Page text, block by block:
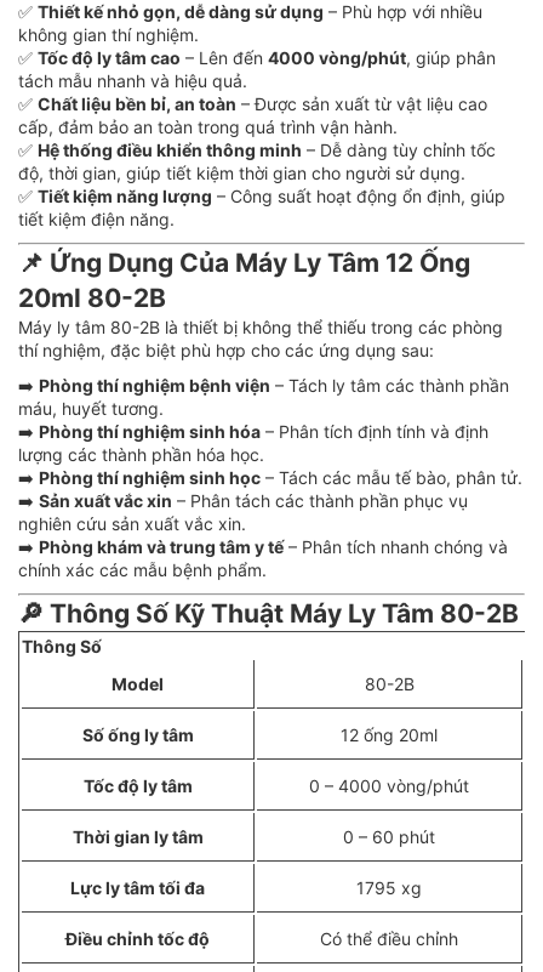
✅ Thiết kế nhỏ gọn, dễ dàng sử dụng – Phù hợp với nhiều
không gian thí nghiệm.
✅ Tốc độ ly tâm cao – Lên đến 4000 vòng/phút, giúp phân
tách mẫu nhanh và hiệu quả.
✅ Chất liệu bền bỉ, an toàn – Được sản xuất từ vật liệu cao
cấp, đảm bảo an toàn trong quá trình vận hành.
✅ Hệ thống điều khiển thông minh – Dễ dàng tùy chỉnh tốc
độ, thời gian, giúp tiết kiệm thời gian cho người sử dụng.
✅ Tiết kiệm năng lượng – Công suất hoạt động ổn định, giúp
tiết kiệm điện năng.
📌 Ứng Dụng Của Máy Ly Tâm 12 Ống
20ml 80-2B
Máy ly tâm 80-2B là thiết bị không thể thiếu trong các phòng
thí nghiệm, đặc biệt phù hợp cho các ứng dụng sau:
➡️ Phòng thí nghiệm bệnh viện – Tách ly tâm các thành phần
máu, huyết tương.
➡️ Phòng thí nghiệm sinh hóa – Phân tích định tính và định
lượng các thành phần hóa học.
➡️ Phòng thí nghiệm sinh học – Tách các mẫu tế bào, phân tử.
➡️ Sản xuất vắc xin – Phân tách các thành phần phục vụ
nghiên cứu sản xuất vắc xin.
➡️ Phòng khám và trung tâm y tế– Phân tích nhanh chóng và
chính xác các mẫu bệnh phẩm.
🔎 Thông Số Kỹ Thuật Máy Ly Tâm 80-2B
Thông Số
Model
80-2B
Số ống ly tâm 12 ống 20ml
Tốc độ ly tâm 0 – 4000 vòng/phút
Thời gian ly tâm 0 – 60 phút
Lực ly tâm tối đa 1795 xg
Điều chỉnh tốc độ Có thể điều chỉnh